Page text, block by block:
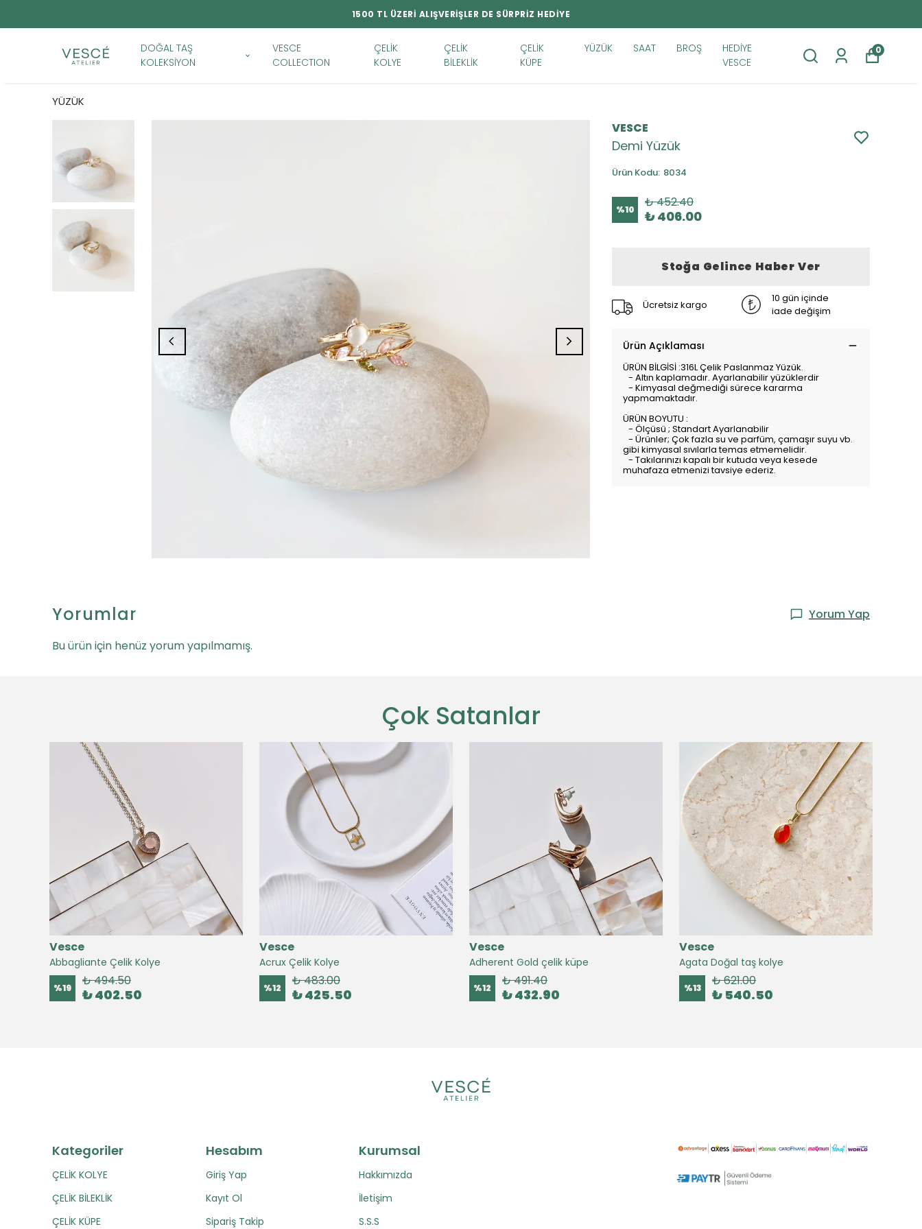
1500 TL ÜZERİ ALIŞVERİŞLER DE SÜRPRİZ HEDİYE
DOĞAL TAŞ
KOLEKSİYON
VESCE
COLLECTION
ÇELİK
KOLYE
ÇELİK
BİLEKLİK
ÇELİK
KÜPE
YÜZÜK SAAT BROŞ
HEDİYE
VESCE
0
YÜZÜK
VESCE
Demi Yüzük
Ürün Kodu: 8034
%10 ₺ 452.40
₺ 406.00
Stoğa Gelince Haber Ver
Ücretsiz kargo
10 gün içinde
iade değişim
Ürün Açıklaması
ÜRÜN BİLGİSİ :316L Çelik Paslanmaz Yüzük.
- Altın kaplamadır. Ayarlanabilir yüzüklerdir
- Kimyasal değmediği sürece kararma
yapmamaktadır.
ÜRÜN BOYUTU :
- Ölçüsü ; Standart Ayarlanabilir
- Ürünler; Çok fazla su ve parfüm, çamaşır suyu vb.
gibi kimyasal sıvılarla temas etmemelidir.
- Takılarınızı kapalı bir kutuda veya kesede
muhafaza etmenizi tavsiye ederiz.
Yorumlar
Yorum Yap
Bu ürün için henüz yorum yapılmamış.
Çok Satanlar
Vesce
Abbagliante Çelik Kolye
%19 ₺ 494.50
₺ 402.50
Vesce
Acrux Çelik Kolye
%12 ₺ 483.00
₺ 425.50
Vesce
Adherent Gold çelik küpe
%12 ₺ 491.40
₺ 432.90
Vesce
Agata Doğal taş kolye
%13 ₺ 621.00
₺ 540.50
Kategoriler
ÇELİK KOLYE
ÇELİK BİLEKLİK
ÇELİK KÜPE
Hesabım
Giriş Yap
Kayıt Ol
Sipariş Takip
Kurumsal
Hakkımızda
İletişim
S.S.S